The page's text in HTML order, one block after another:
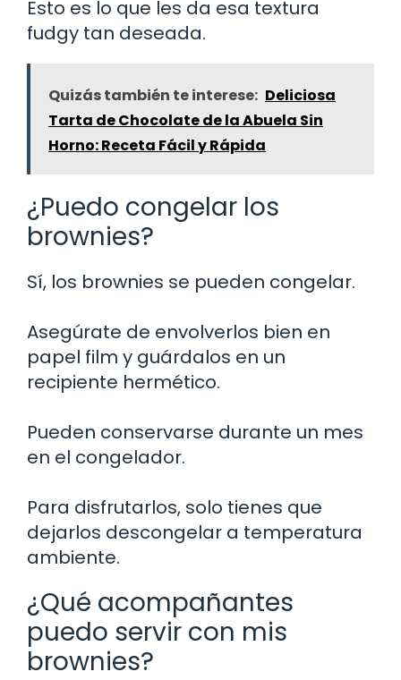
Esto es lo que les da esa textura
fudgy tan deseada.
Quizás también te interese: Deliciosa
Tarta de Chocolate de la Abuela Sin
Horno: Receta Fácil y Rápida
¿Puedo congelar los
brownies?
Sí, los brownies se pueden congelar.
Asegúrate de envolverlos bien en
papel film y guárdalos en un
recipiente hermético.
Pueden conservarse durante un mes
en el congelador.
Para disfrutarlos, solo tienes que
dejarlos descongelar a temperatura
ambiente.
¿Qué acompañantes
puedo servir con mis
brownies?